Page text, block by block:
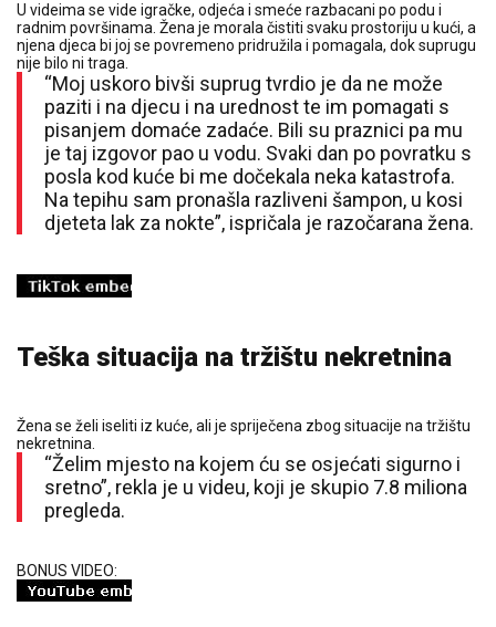
U videima se vide igračke, odjeća i smeće razbacani po podu i
radnim površinama. Žena je morala čistiti svaku prostoriju u kući, a
njena djeca bi joj se povremeno pridružila i pomagala, dok suprugu
nije bilo ni traga.
“Moj uskoro bivši suprug tvrdio je da ne može
paziti i na djecu i na urednost te im pomagati s
pisanjem domaće zadaće. Bili su praznici pa mu
je taj izgovor pao u vodu. Svaki dan po povratku s
posla kod kuće bi me dočekala neka katastrofa.
Na tepihu sam pronašla razliveni šampon, u kosi
djeteta lak za nokte”, ispričala je razočarana žena.
Teška situacija na tržištu nekretnina
Žena se želi iseliti iz kuće, ali je spriječena zbog situacije na tržištu
nekretnina.
“Želim mjesto na kojem ću se osjećati sigurno i
sretno”, rekla je u videu, koji je skupio 7.8 miliona
pregleda.
BONUS VIDEO: